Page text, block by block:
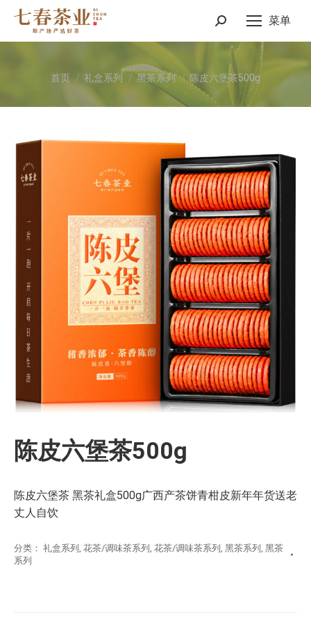
菜单
Search:
您在这里：
首页 礼盒系列 黑茶系列 陈皮六堡茶500g
陈皮六堡茶500g
陈皮六堡茶 黑茶礼盒500g广西产茶饼青柑皮新年年货送老
丈人自饮
分类： 礼盒系列 , 花茶/调味茶系列 , 花茶/调味茶系列 , 黑茶系列 , 黑茶
系列